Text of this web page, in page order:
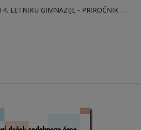
KNJIŽEVNOST V 3. IN 4. LETNIKU GIMNAZIJE - PRIROČNIK ZA MATURO